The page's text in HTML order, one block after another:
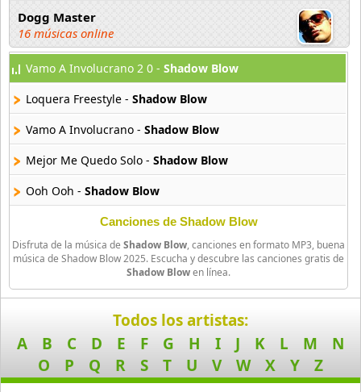
Dogg Master
16 músicas online
DUKI
91 músicas online
Elias Ayaviri
18 músicas online
33 músicas online
Ghostface Killah
20 músicas online
Guariboa
Gucci Mane
33 músicas online
Vamo A Involucrano 2 0 - Shadow Blow
Loquera Freestyle - Shadow Blow
Vamo A Involucrano - Shadow Blow
Mejor Me Quedo Solo - Shadow Blow
Ooh Ooh - Shadow Blow
Canciones de Shadow Blow
Disfruta de la música de Shadow Blow, canciones en formato MP3, buena
música de Shadow Blow 2025. Escucha y descubre las canciones gratis de
Shadow Blowen línea.
Todos los artistas:
A
B C D E F G H I J K L M
N
O
P Q R S T U V W X Y Z